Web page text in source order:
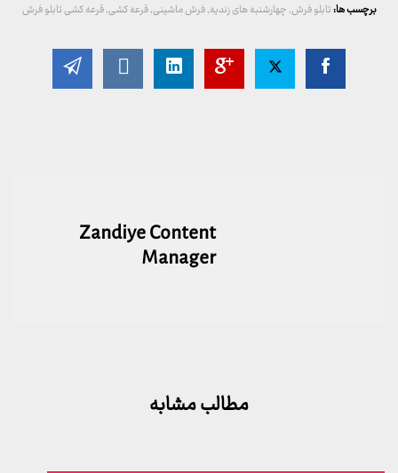
برچسب ها:تابلو فرش,چهارشنبه های زندیه,فرش ماشینی,قرعه کشی,قرعه کشی تابلو فرش
Zandiye Content
Manager
مطالب مشابه